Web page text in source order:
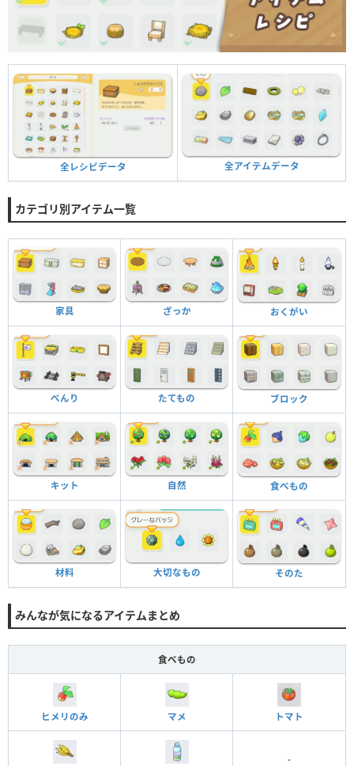
全レシピデータ 全アイテムデータ
カテゴリ別アイテム一覧
家具 ざっか おくがい
べんり たてもの ブロック
キット 自然 食べもの
材料 大切なもの そのた
みんなが気になるアイテムまとめ
食べもの
ヒメリのみ マメ トマト
-